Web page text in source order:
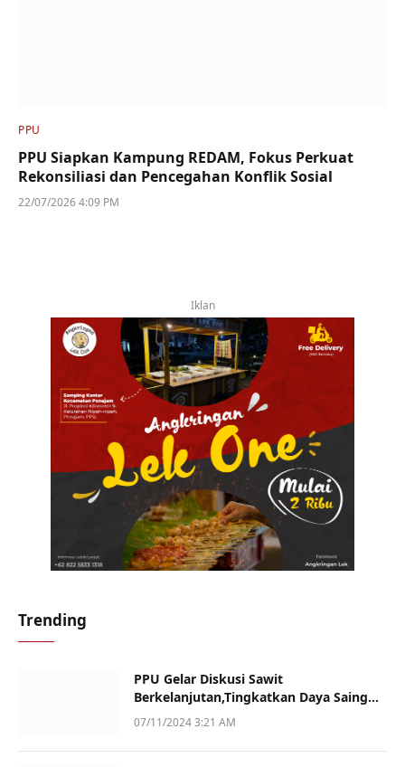
PPU
PPU Siapkan Kampung REDAM, Fokus Perkuat
Rekonsiliasi dan Pencegahan Konflik Sosial
22/07/2026 4:09 PM
Iklan
Trending
PPU Gelar Diskusi Sawit
Berkelanjutan,Tingkatkan Daya Saing
dan Kualitas
07/11/2024 3:21 AM